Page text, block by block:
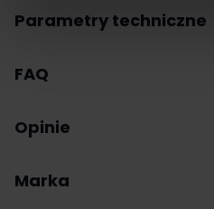
Parametry techniczne
FAQ
Opinie
Marka